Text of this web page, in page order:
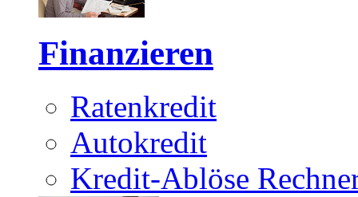
Finanzieren
Ratenkredit
Autokredit
Kredit-Ablöse